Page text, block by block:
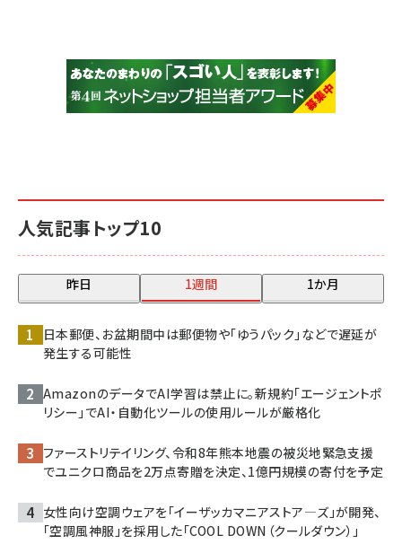
人気記事トップ10
昨日 1週間 1か月
日本郵便、お盆期間中は郵便物や「ゆうパック」などで遅延が
発生する可能性
AmazonのデータでAI学習は禁止に。新規約「エージェントポ
リシー」でAI・自動化ツールの使用ルールが厳格化
ファーストリテイリング、令和8年熊本地震の被災地緊急支援
でユニクロ商品を2万点寄贈を決定、1億円規模の寄付を予定
女性向け空調ウェアを「イーザッカマニアストア―ズ」が開発、
「空調風神服」を採用した「COOL DOWN（クールダウン）」